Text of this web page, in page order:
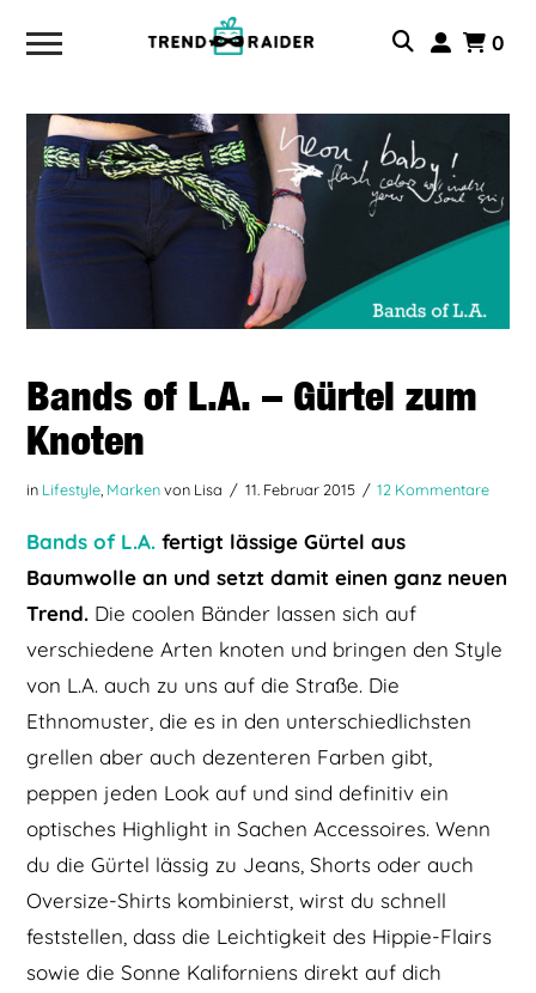
0
Bands of L.A. – Gürtel zum
Knoten
in Lifestyle, Markenvon Lisa 11. Februar 2015 12 Kommentare
Bands of L.A. fertigt lässige Gürtel aus
Baumwolle an und setzt damit einen ganz neuen
Trend. Die coolen Bänder lassen sich auf
verschiedene Arten knoten und bringen den Style
von L.A. auch zu uns auf die Straße. Die
Ethnomuster, die es in den unterschiedlichsten
grellen aber auch dezenteren Farben gibt,
peppen jeden Look auf und sind definitiv ein
optisches Highlight in Sachen Accessoires. Wenn
du die Gürtel lässig zu Jeans, Shorts oder auch
Oversize-Shirts kombinierst, wirst du schnell
feststellen, dass die Leichtigkeit des Hippie-Flairs
sowie die Sonne Kaliforniens direkt auf dich